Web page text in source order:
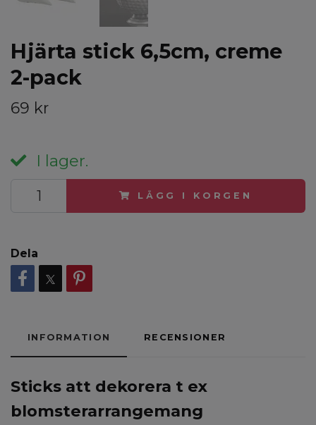
Hjärta stick 6,5cm, creme
2-pack
69 kr
I lager.
LÄGG I KORGEN
Dela
INFORMATION RECENSIONER
Sticks att dekorera t ex
blomsterarrangemang